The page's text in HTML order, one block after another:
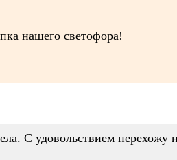
нашего светофора!
С удовольствием перехожу